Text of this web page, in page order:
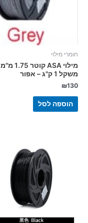
חומרי מילוי
מילוי ASA קוטר 1.75 מ"מ
משקל 1 ק"ג – אפור
₪130
הוספה לסל